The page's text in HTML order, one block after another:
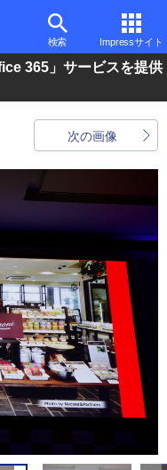
検索 Impressサイト
365」サービスを提供
次の画像